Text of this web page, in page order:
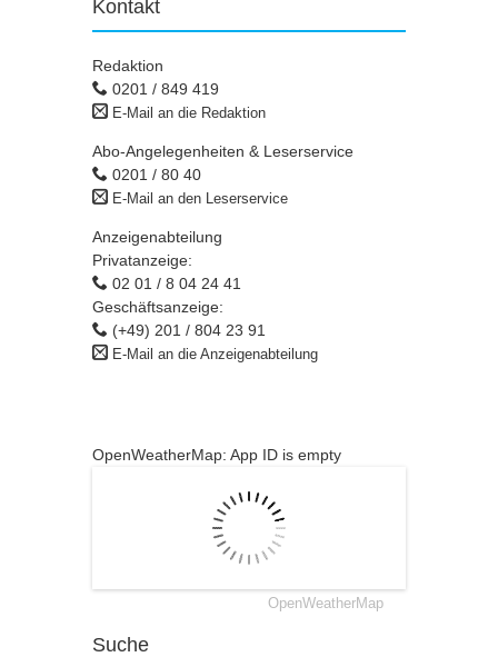
Kontakt
Redaktion
0201 / 849 419
E-Mail an die Redaktion
Abo-Angelegenheiten & Leserservice
0201 / 80 40
E-Mail an den Leserservice
Anzeigenabteilung
Privatanzeige:
02 01 / 8 04 24 41
Geschäftsanzeige:
(+49) 201 / 804 23 91
E-Mail an die Anzeigenabteilung
OpenWeatherMap: App ID is empty
OpenWeatherMap
Suche